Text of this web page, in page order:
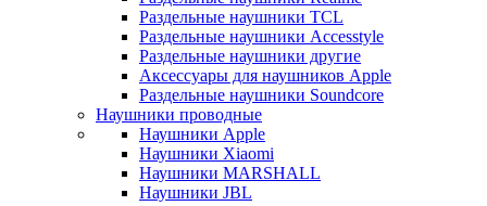
Раздельные наушники TCL
Раздельные наушники Accesstyle
Раздельные наушники другие
Аксессуары для наушников Apple
Раздельные наушники Soundcore
Наушники проводные
Наушники Apple
Наушники Xiaomi
Наушники MARSHALL
Наушники JBL